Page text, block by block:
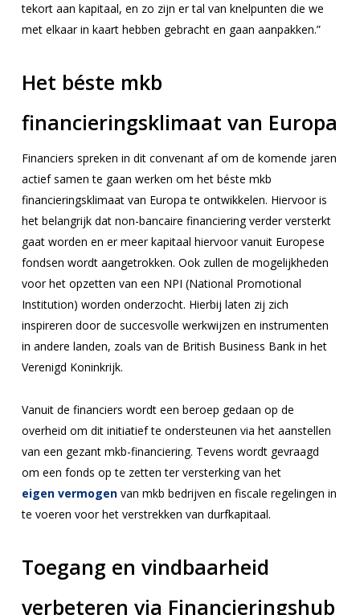
tekort aan kapitaal, en zo zijn er tal van knelpunten die we
met elkaar in kaart hebben gebracht en gaan aanpakken.”
Het béste mkb
financieringsklimaat van Europa
Financiers spreken in dit convenant af om de komende jaren
actief samen te gaan werken om het béste mkb
financieringsklimaat van Europa te ontwikkelen. Hiervoor is
het belangrijk dat non-bancaire financiering verder versterkt
gaat worden en er meer kapitaal hiervoor vanuit Europese
fondsen wordt aangetrokken. Ook zullen de mogelijkheden
voor het opzetten van een NPI (National Promotional
Institution) worden onderzocht. Hierbij laten zij zich
inspireren door de succesvolle werkwijzen en instrumenten
in andere landen, zoals van de British Business Bank in het
Verenigd Koninkrijk.
Vanuit de financiers wordt een beroep gedaan op de
overheid om dit initiatief te ondersteunen via het aanstellen
van een gezant mkb-financiering. Tevens wordt gevraagd
om een fonds op te zetten ter versterking van het
eigen vermogenvan mkb bedrijven en fiscale regelingen in
te voeren voor het verstrekken van durfkapitaal.
Toegang en vindbaarheid
verbeteren via Financieringshub